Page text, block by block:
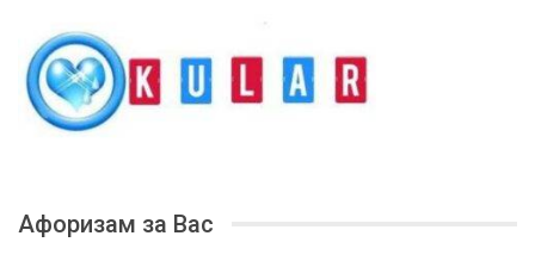
Афоризам за Вас